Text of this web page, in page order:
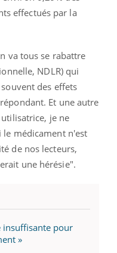
effectués par la
va tous se rabattre
NDLR) qui
des effets
Et une autre
je ne
médicament n'est
de nos lecteurs,
une hérésie".
insuffisante pour
»